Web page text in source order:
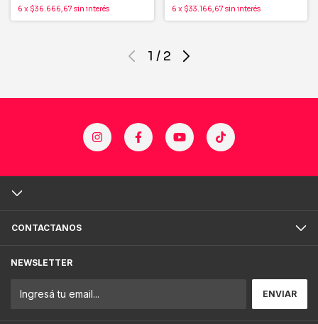
6 x $36.666,67 sin interés 6 x $33.166,67 sin interés
1 / 2
CONTACTANOS
NEWSLETTER